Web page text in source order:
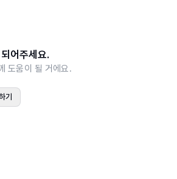
어주세요.
도움이 될 거에요.
기